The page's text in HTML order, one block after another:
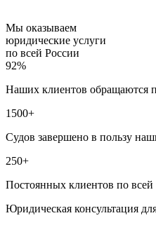
Мы оказываем
юридические услуги
по всей России
92%
Наших клиентов обращаются
1500+
Судов завершено в пользу
250+
Постоянных клиентов по всей
Юридическая консультация